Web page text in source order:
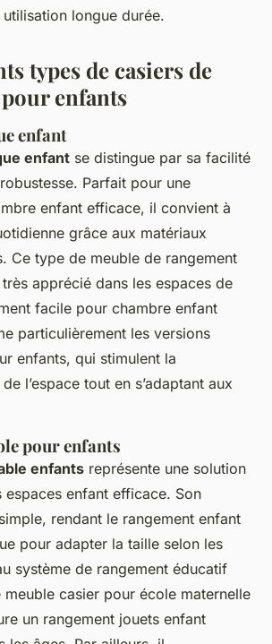
longue durée.
types de casiers de
enfants
enfant
enfant se distingue par sa facilité
Parfait pour une
enfant efficace, il convient à
grâce aux matériaux
Ce type de meuble de rangement
apprécié dans les espaces de
facile pour chambre enfant
particulièrement les versions
enfants, qui stimulent la
l’espace tout en s’adaptant aux
pour enfants
enfants représente une solution
espaces enfant efficace. Son
rendant le rangement enfant
pour adapter la taille selon les
système de rangement éducatif
meuble casier pour école maternelle
un rangement jouets enfant